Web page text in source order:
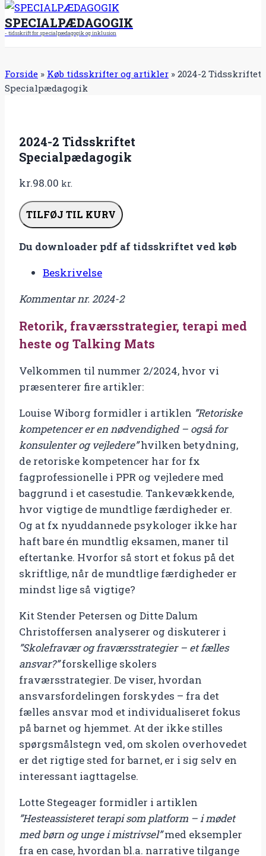
SPECIALPÆDAGOGIK
- tidsskrift for specialpædagogik og inklusion
Forside » Køb tidsskrifter og artikler » 2024-2 Tidsskriftet
Specialpædagogik
2024-2 Tidsskriftet
Specialpædagogik
kr.98.00 kr.
2024-
2
Tidsskriftet
Specialpædagogik
antal
TILFØJ TIL KURV
Du downloader pdf af tidsskriftet ved køb
Beskrivelse
Kommentar nr. 2024-2
Retorik, fraværsstrategier, terapi med
heste og Talking Mats
Velkommen til nummer 2/2024, hvor vi
præsenterer fire artikler:
Louise Wiborg formidler i artiklen ”Retoriske
kompetencer er en nødvendighed – også for
konsulenter og vejledere”hvilken betydning,
de retoriske kompetencer har for fx
fagprofessionelle i PPR og vejledere med
baggrund i et casestudie. Tankevækkende,
hvor vigtige de mundtlige færdigheder er.
Og at fx nyuddannede psykologer ikke har
haft bare én mundtlig eksamen, maner til
eftertanke. Hvorfor så stort et fokus på det
skriftlige, når de mundtlige færdigheder er
mindst lige så vigtige?
Kit Stender Petersen og Ditte Dalum
Christoffersen analyserer og diskuterer i
”Skolefravær og fraværsstrategier – et fælles
ansvar?”forskellige skolers
fraværsstrategier. De viser, hvordan
ansvarsfordelingen forskydes – fra det
fælles ansvar mod et individualiseret fokus
på barnet og hjemmet. At der ikke stilles
spørgsmålstegn ved, om skolen overhovedet
er det rigtige sted for barnet, er i sig selv en
interessant iagttagelse.
Lotte Stegeager formidler i artiklen
”Hesteassisteret terapi som platform – i mødet
med børn og unge i mistrivsel”med eksempler
fra en case, hvordan bl.a. narrative tilgange